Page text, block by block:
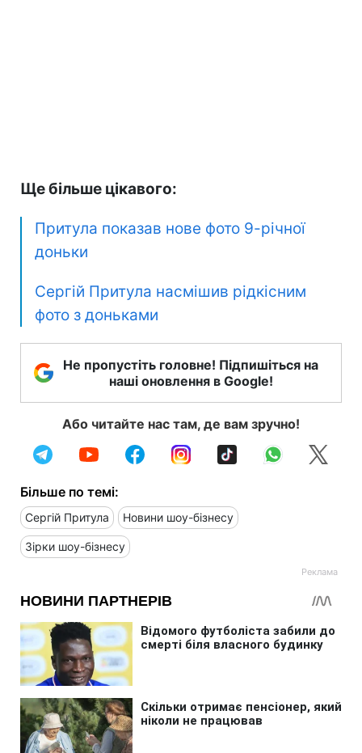
Ще більше цікавого:
Притула показав нове фото 9-річної
доньки
Сергій Притула насмішив рідкісним
фото з доньками
Не пропустіть головне! Підпишіться на
наші оновлення в Google!
Або читайте нас там, де вам зручно!
Більше по темі:
Сергій Притула Новини шоу-бізнесу
Зірки шоу-бізнесу